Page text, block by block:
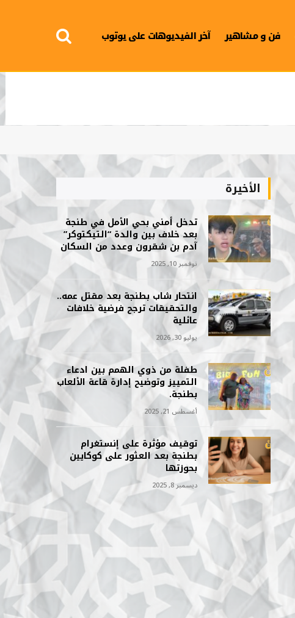
فن و مشاهير آخر الفيديوهات على يوتوب
الأخيرة
تدخل أمني بحي الأمل في طنجة
بعد خلاف بين والدة “التيكتوكر”
آدم بن شقرون وعدد من السكان
نوفمبر 10, 2025
انتحار شاب بطنجة بعد مقتل عمه..
والتحقيقات ترجح فرضية خلافات
عائلية
يوليو 30, 2026
طفلة من ذوي الهمم بين ادعاء
التمييز وتوضيح إدارة قاعة الألعاب
بطنجة.
أغسطس 21, 2025
توقيف مؤثرة على إنستغرام
بطنجة بعد العثور على كوكايين
بحوزتها
ديسمبر 8, 2025